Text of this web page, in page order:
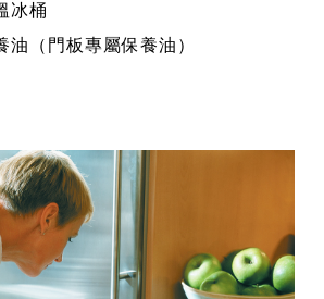
冰桶
油（門板專屬保養油）